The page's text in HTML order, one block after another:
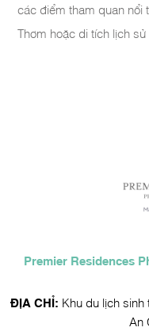
các điểm tham quan nổi
Thơm hoặc di tích lịch sử
Premier Residences
ĐỊA CHỈ: Khu du lịch
An